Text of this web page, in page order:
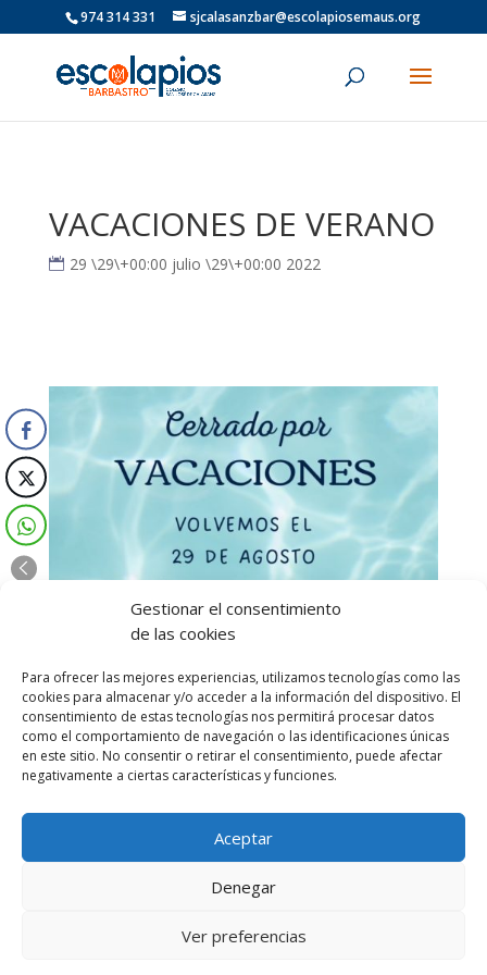
Gestionar el consentimiento
de las cookies
Para ofrecer las mejores experiencias, utilizamos tecnologías como las
cookies para almacenar y/o acceder a la información del dispositivo. El
consentimiento de estas tecnologías nos permitirá procesar datos
como el comportamiento de navegación o las identificaciones únicas
en este sitio. No consentir o retirar el consentimiento, puede afectar
negativamente a ciertas características y funciones.
Aceptar
Denegar
Ver preferencias
974 314 331 sjcalasanzbar@escolapiosemaus.org
VACACIONES DE VERANO
29 \29\+00:00 julio \29\+00:00 2022